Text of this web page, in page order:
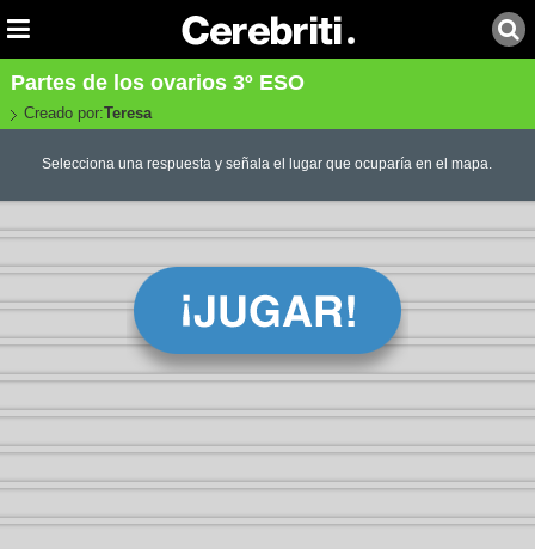
Partes de los ovarios 3º ESO
Creado por:Teresa
Selecciona una respuesta y señala el lugar que ocuparía en el mapa.